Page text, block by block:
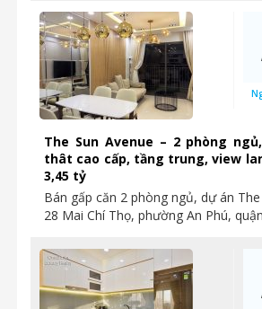
The Sun Avenue – 2 phòng
thât cao cấp, tầng trung, view
3,45 tỷ
Bán gấp căn 2 phòng ngủ, dự án
28 Mai Chí Thọ, phường An Phú,